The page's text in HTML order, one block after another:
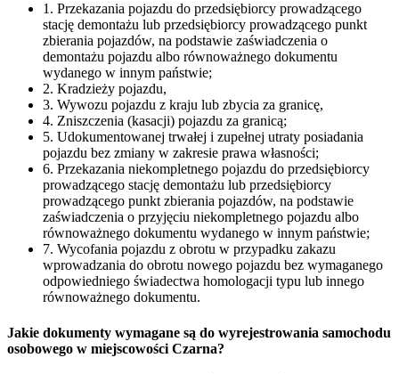
1. Przekazania pojazdu do przedsiębiorcy prowadzącego
stację demontażu lub przedsiębiorcy prowadzącego punkt
zbierania pojazdów, na podstawie zaświadczenia o
demontażu pojazdu albo równoważnego dokumentu
wydanego w innym państwie;
2. Kradzieży pojazdu,
3. Wywozu pojazdu z kraju lub zbycia za granicę,
4. Zniszczenia (kasacji) pojazdu za granicą;
5. Udokumentowanej trwałej i zupełnej utraty posiadania
pojazdu bez zmiany w zakresie prawa własności;
6. Przekazania niekompletnego pojazdu do przedsiębiorcy
prowadzącego stację demontażu lub przedsiębiorcy
prowadzącego punkt zbierania pojazdów, na podstawie
zaświadczenia o przyjęciu niekompletnego pojazdu albo
równoważnego dokumentu wydanego w innym państwie;
7. Wycofania pojazdu z obrotu w przypadku zakazu
wprowadzania do obrotu nowego pojazdu bez wymaganego
odpowiedniego świadectwa homologacji typu lub innego
równoważnego dokumentu.
Jakie dokumenty wymagane są do wyrejestrowania samochodu
osobowego w miejscowości Czarna?